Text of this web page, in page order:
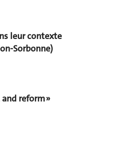
leur contexte
Sorbonne)
reform »